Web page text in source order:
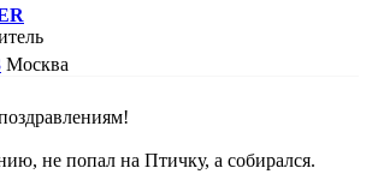
Москва
не попал на Птичку, а собирался.